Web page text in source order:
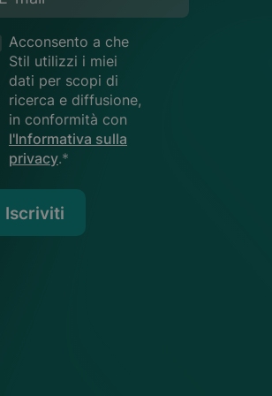
Acconsento a che
Stil utilizzi i miei
dati per scopi di
ricerca e diffusione,
in conformità con
l'Informativa sulla
privacy.*
Iscriviti